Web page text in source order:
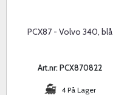
PCX87 - Volvo 340, blå
Art.nr: PCX870822
4 På Lager